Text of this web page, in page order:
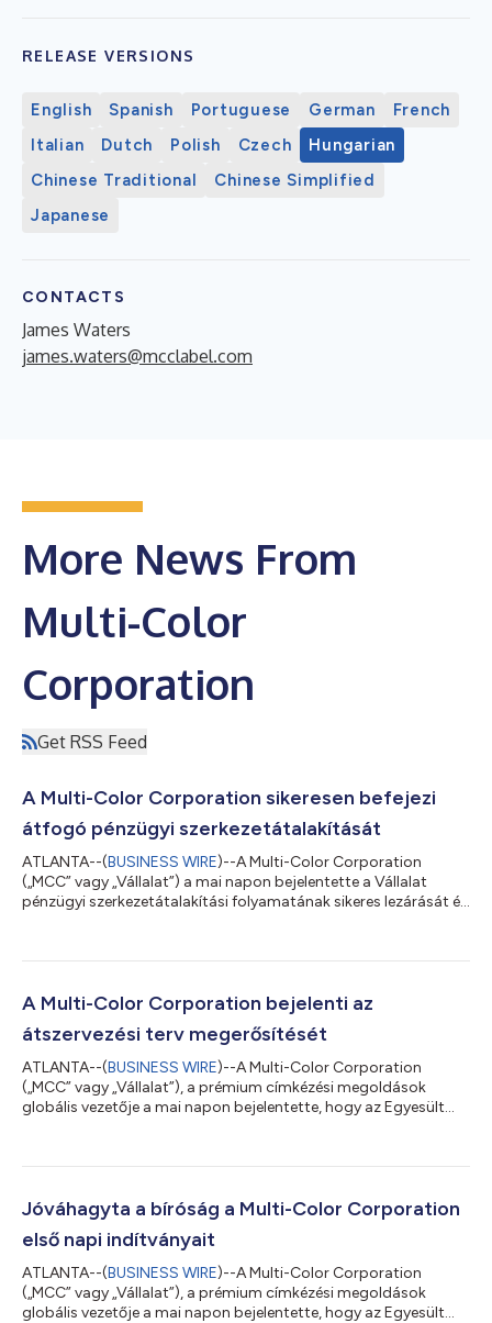
RELEASE VERSIONS
English Spanish Portuguese German
French
Italian
Dutch Polish Czech
Hungarian
Chinese Traditional
Chinese Simplified
Japanese
CONTACTS
James Waters
james.waters@mcclabel.com
More News From
Multi-Color
Corporation
Get RSS Feed
A Multi-Color Corporation sikeresen befejezi
átfogó pénzügyi szerkezetátalakítását
ATLANTA--(BUSINESS WIRE)--A Multi-Color Corporation
(„MCC” vagy „Vállalat”) a mai napon bejelentette a Vállalat
pénzügyi szerkezetátalakítási folyamatának sikeres lezárását és
mintegy 3,8 milliárd dollárral csökkentette a nettó adósságát,
készpénzes kamatkiadásokat, és 2033-ig meghosszabbította
a hosszú lejáratú adóss...
A Multi-Color Corporation bejelenti az
átszervezési terv megerősítését
ATLANTA--(BUSINESS WIRE)--A Multi-Color Corporation
(„MCC” vagy „Vállalat”), a prémium címkézési megoldások
globális vezetője a mai napon bejelentette, hogy az Egyesült
tervét („Terv”). Az MCC várhatóan a következő hetekben kerül
Terv értelmében az MCC átfogó szerkezetátalakítási
tranzakciót hajt végre, amely jelentős...
Jóváhagyta a bíróság a Multi-Color Corporation
első napi indítványait
ATLANTA--(BUSINESS WIRE)--A Multi-Color Corporation
(„MCC” vagy „Vállalat”), a prémium címkézési megoldások
globális vezetője a mai napon bejelentette, hogy az Egyesült